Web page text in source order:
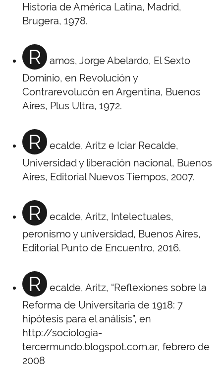
Historia de América Latina, Madrid,
Brugera, 1978.
R
amos, Jorge Abelardo, El Sexto
Dominio, en Revolución y
Contrarevolucón en Argentina, Buenos
Aires, Plus Ultra, 1972.
R
ecalde, Aritz e Iciar Recalde,
Universidad y liberación nacional, Buenos
Aires, Editorial Nuevos Tiempos, 2007.
R
ecalde, Aritz, Intelectuales,
peronismo y universidad, Buenos Aires,
Editorial Punto de Encuentro, 2016.
R
ecalde, Aritz, “Reflexiones sobre la
Reforma de Universitaria de 1918: 7
hipótesis para el análisis”, en
http://sociologia-
tercermundo.blogspot.com.ar, febrero de
2008